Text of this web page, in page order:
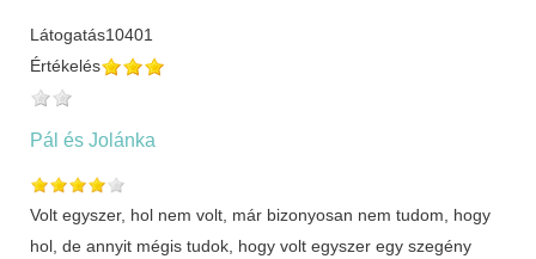
Látogatás10401
Értékelés
Pál és Jolánka
Volt egyszer, hol nem volt, már bizonyosan nem tudom, hogy
hol, de annyit mégis tudok, hogy volt egyszer egy szegény